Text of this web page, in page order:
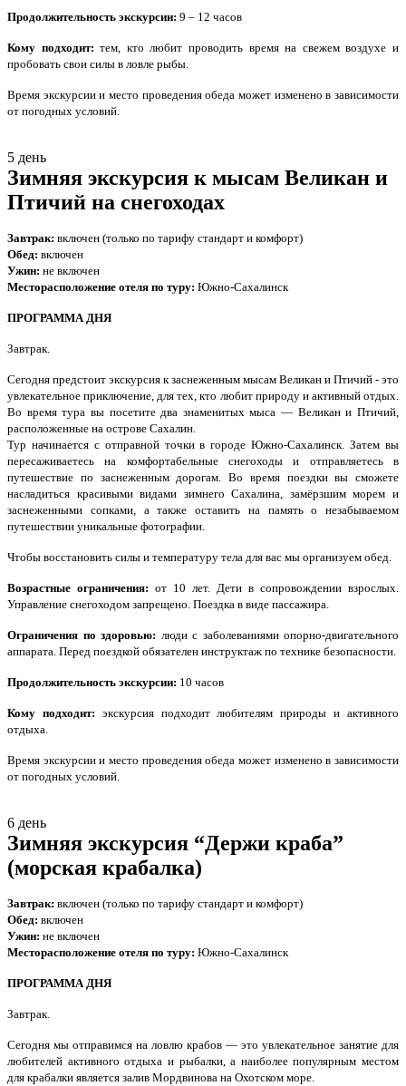
Продолжительность экскурсии: 9 – 12 часов
Кому подходит:тем, кто любит проводить время на свежем воздухе и
пробовать свои силы в ловле рыбы.
Время экскурсии и место проведения обеда может изменено в зависимости
от погодных условий.
5 день
Зимняя экскурсия к мысам Великан и
Птичий на снегоходах
Завтрак: включен (только по тарифу стандарт и комфорт)
Обед: включен
Ужин: не включен
Месторасположение отеля по туру: Южно-Сахалинск
ПРОГРАММА ДНЯ
Завтрак.
Сегодня предстоит экскурсия к заснеженным мысам Великан и Птичий - это
увлекательное приключение, для тех, кто любит природу и активный отдых.
Во время тура вы посетите два знаменитых мыса — Великан и Птичий,
расположенные на острове Сахалин.
Тур начинается с отправной точки в городе Южно-Сахалинск. Затем вы
пересаживаетесь на комфортабельные снегоходы и отправляетесь в
путешествие по заснеженным дорогам. Во время поездки вы сможете
насладиться красивыми видами зимнего Сахалина, замёрзшим морем и
заснеженными сопками, а также оставить на память о незабываемом
путешествии уникальные фотографии.
Чтобы восстановить силы и температуру тела для вас мы организуем обед.
Возрастные ограничения: от 10 лет. Дети в сопровождении взрослых.
Управление снегоходом запрещено. Поездка в виде пассажира.
Ограничения по здоровью: люди с заболеваниями опорно-двигательного
аппарата. Перед поездкой обязателен инструктаж по технике безопасности.
Продолжительность экскурсии: 10 часов
Кому подходит: экскурсия подходит любителям природы и активного
отдыха.
Время экскурсии и место проведения обеда может изменено в зависимости
от погодных условий.
6 день
Зимняя экскурсия “Держи краба”
(морская крабалка)
Завтрак: включен (только по тарифу стандарт и комфорт)
Обед: включен
Ужин: не включен
Месторасположение отеля по туру: Южно-Сахалинск
ПРОГРАММА ДНЯ
Завтрак.
Сегодня мы отправимся на ловлю крабов — это увлекательное занятие для
любителей активного отдыха и рыбалки, а наиболее популярным местом
для крабалки является залив Мордвинова на Охотском море.